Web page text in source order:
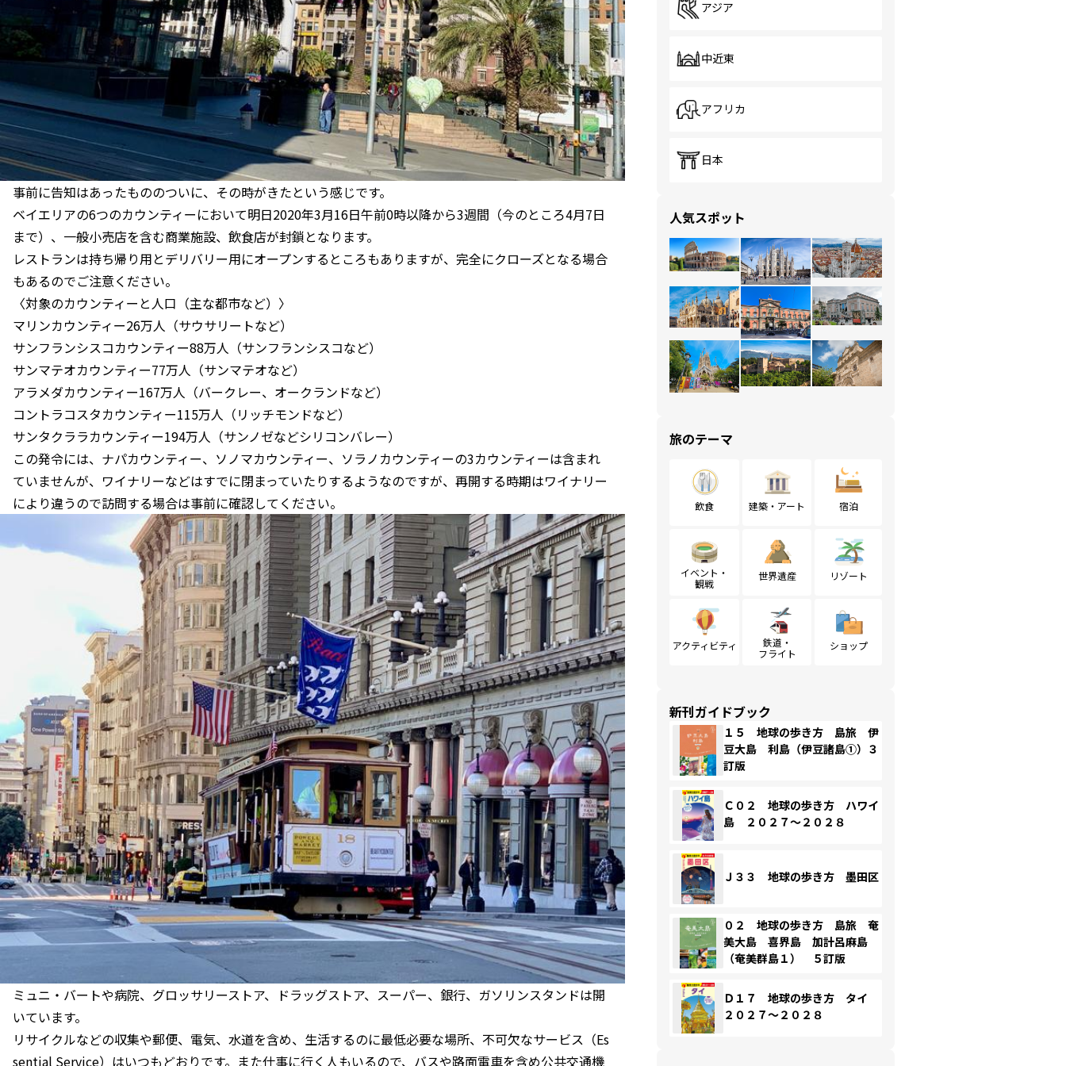
事前に告知はあったもののついに、その時がきたという感じです。
ベイエリアの6つのカウンティーにおいて明日2020年3月16日午前0時以降から3週間（今のところ4月7日
まで）、一般小売店を含む商業施設、飲食店が封鎖となります。
レストランは持ち帰り用とデリバリー用にオープンするところもありますが、完全にクローズとなる場合
もあるのでご注意ください。
〈対象のカウンティーと人口（主な都市など）〉
マリンカウンティー26万人（サウサリートなど）
サンフランシスコカウンティー88万人（サンフランシスコなど）
サンマテオカウンティー77万人（サンマテオなど）
アラメダカウンティー167万人（バークレー、オークランドなど）
コントラコスタカウンティー115万人（リッチモンドなど）
サンタクララカウンティー194万人（サンノゼなどシリコンバレー）
この発令には、ナパカウンティー、ソノマカウンティー、ソラノカウンティーの3カウンティーは含まれ
ていませんが、ワイナリーなどはすでに閉まっていたりするようなのですが、再開する時期はワイナリー
により違うので訪問する場合は事前に確認してください。
ミュニ・バートや病院、グロッサリーストア、ドラッグストア、スーパー、銀行、ガソリンスタンドは開
いています。
リサイクルなどの収集や郵便、電気、水道を含め、生活するのに最低必要な場所、不可欠なサービス（Es
sential Service）はいつもどおりです。また仕事に行く人もいるので、バスや路面電車を含め公共交通機
アジア
中近東
アフリカ
日本
人気スポット
旅のテーマ
飲食 建築・アート 宿泊
イベント・
観戦
世界遺産 リゾート
アクティビティ
鉄道・
フライト
ショップ
新刊ガイドブック
１５ 地球の歩き方 島旅 伊
豆大島 利島（伊豆諸島①）３
訂版
Ｃ０２ 地球の歩き方 ハワイ
島 ２０２７～２０２８
Ｊ３３ 地球の歩き方 墨田区
０２ 地球の歩き方 島旅 奄
美大島 喜界島 加計呂麻島
（奄美群島１） ５訂版
Ｄ１７ 地球の歩き方 タイ
２０２７～２０２８